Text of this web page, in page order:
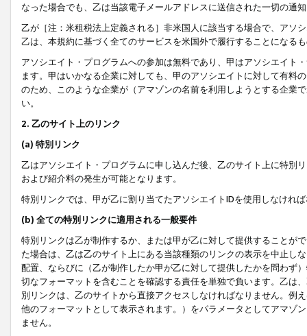
なった場合でも、乙は当該電子メールアドレスに送信された一切の通
乙が［注：米租税法上定義される］非米国人に該当する場合で、アソ
乙は、本規約に基づく全てのサービスを米国外で履行することになる
アソシエイト・プログラムへの参加は無料であり、甲はアソシエイト
ます。甲はいかなる企業に対しても、甲のアソシエイトに対して有料
のため、このような企業が（アマゾンの名前を利用しようとする企業
い。
2. 乙のサイト上のリンク
(a) 特別リンク
乙はアソシエイト・プログラムに申し込んだ後、乙のサイト上に特別
および紹介料の発生が可能となります。
特別リンクでは、甲が乙に割り当てたアソシエイトIDを使用しなけれ
(b) 全ての特別リンクに適用される一般要件
特別リンクは乙が制作するか、または甲が乙に対して提供することが
た場合は、乙は乙のサイト上にある当該種類のリンクの表示を中止し
配置、ならびに（乙が制作したか甲が乙に対して提供したかを問わず
切なフォーマットを含むことを確認する責任を単独で負います。乙は
別リンクは、乙のサイトから直接アクセスしなければなりません。例
他のフォーマットとして表示されます。）をパラメータとしてアマゾ
ません。